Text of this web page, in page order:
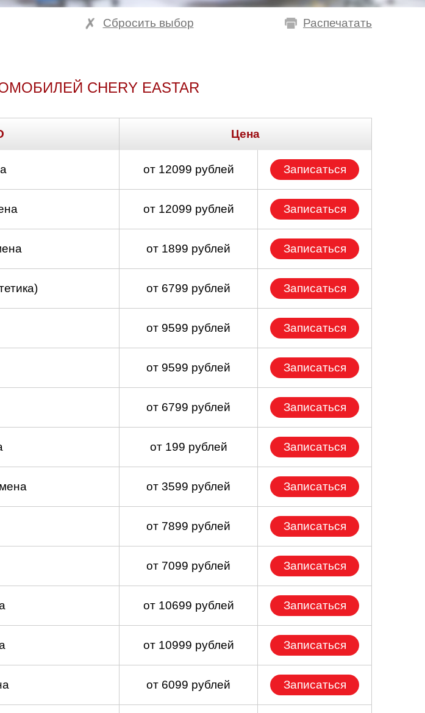
Распечатать
Сбросить выбор
CHERY EASTAR
Цена
от 12099 рублей Записаться
от 12099 рублей Записаться
от 1899 рублей Записаться
от 6799 рублей Записаться
от 9599 рублей Записаться
от 9599 рублей Записаться
от 6799 рублей Записаться
от 199 рублей Записаться
от 3599 рублей Записаться
от 7899 рублей Записаться
от 7099 рублей Записаться
от 10699 рублей Записаться
от 10999 рублей Записаться
от 6099 рублей Записаться